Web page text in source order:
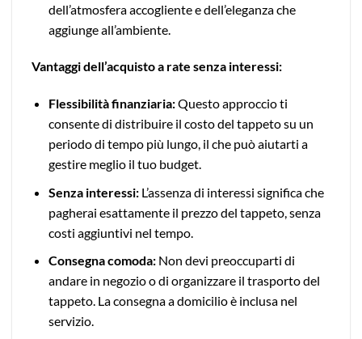
dell’atmosfera accogliente e dell’eleganza che
aggiunge all’ambiente.
Vantaggi dell’acquisto a rate senza interessi:
Flessibilità finanziaria:Questo approccio ti
consente di distribuire il costo del tappeto su un
periodo di tempo più lungo, il che può aiutarti a
gestire meglio il tuo budget.
Senza interessi:L’assenza di interessi significa che
pagherai esattamente il prezzo del tappeto, senza
costi aggiuntivi nel tempo.
Consegna comoda:Non devi preoccuparti di
andare in negozio o di organizzare il trasporto del
tappeto. La consegna a domicilio è inclusa nel
servizio.